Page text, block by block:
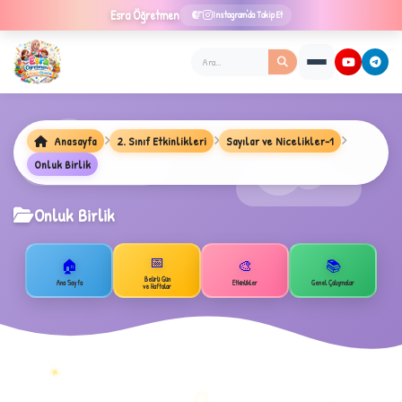
Esra Öğretmen Instagram'da Takip Et
✦
★
Anasayfa 2. Sınıf Etkinlikleri
Sayılar ve Nicelikler-1
Onluk Birlik
Onluk Birlik
🏠
Ana Sayfa
📅
Belirli Gün
ve Haftalar
🎨
Etkinlikler
📚
Genel Çalışmalar